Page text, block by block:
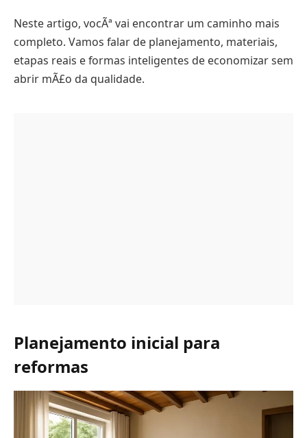
Neste artigo, vocÃª vai encontrar um caminho mais
completo. Vamos falar de planejamento, materiais,
etapas reais e formas inteligentes de economizar sem
abrir mÃ£o da qualidade.
Planejamento inicial para
reformas